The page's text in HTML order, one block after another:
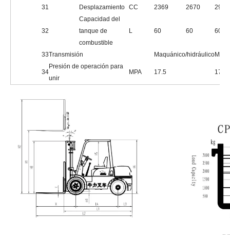
31 Desplazamiento CC 2369 2670 2980
32
Capacidad del
tanque de
combustible
L 60 60 60
33Transmisión Maquánico/hidráulico
34
Presión de operación para
unir
MPA 17.5 17.5